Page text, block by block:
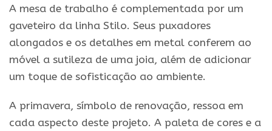
A mesa de trabalho é complementada por um
gaveteiro da linha Stilo. Seus puxadores
alongados e os detalhes em metal conferem ao
móvel a sutileza de uma joia, além de adicionar
um toque de sofisticação ao ambiente.
A primavera, símbolo de renovação, ressoa em
cada aspecto deste projeto. A paleta de cores e a